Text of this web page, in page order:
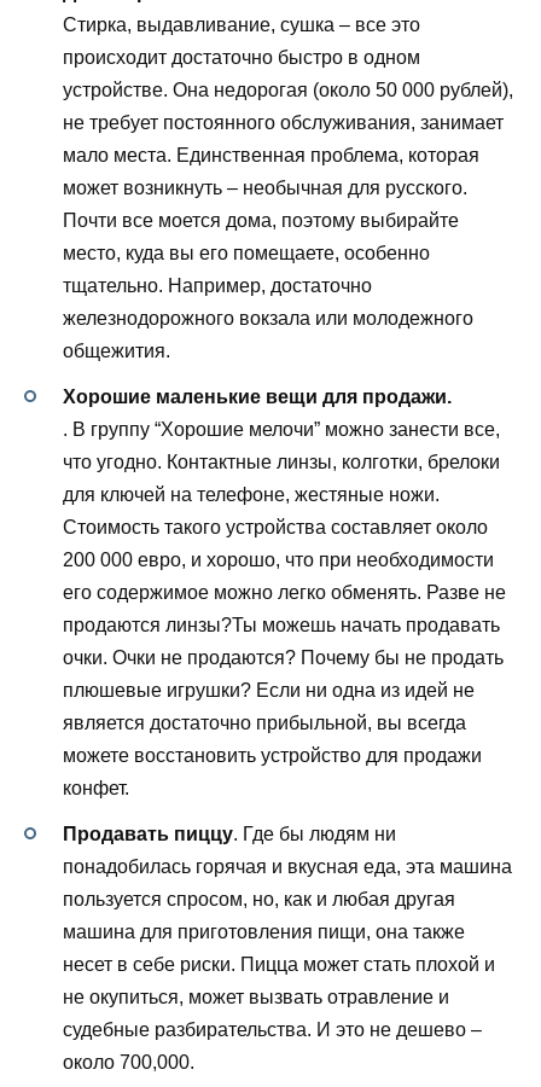
Стирка, выдавливание, сушка – все это
происходит достаточно быстро в одном
устройстве. Она недорогая (около 50 000 рублей),
не требует постоянного обслуживания, занимает
мало места. Единственная проблема, которая
может возникнуть – необычная для русского.
Почти все моется дома, поэтому выбирайте
место, куда вы его помещаете, особенно
тщательно. Например, достаточно
железнодорожного вокзала или молодежного
общежития.
Хорошие маленькие вещи для продажи.
. В группу “Хорошие мелочи” можно занести все,
что угодно. Контактные линзы, колготки, брелоки
для ключей на телефоне, жестяные ножи.
Стоимость такого устройства составляет около
200 000 евро, и хорошо, что при необходимости
его содержимое можно легко обменять. Разве не
продаются линзы?Ты можешь начать продавать
очки. Очки не продаются? Почему бы не продать
плюшевые игрушки? Если ни одна из идей не
является достаточно прибыльной, вы всегда
можете восстановить устройство для продажи
конфет.
Продавать пиццу. Где бы людям ни
понадобилась горячая и вкусная еда, эта машина
пользуется спросом, но, как и любая другая
машина для приготовления пищи, она также
несет в себе риски. Пицца может стать плохой и
не окупиться, может вызвать отравление и
судебные разбирательства. И это не дешево –
около 700,000.